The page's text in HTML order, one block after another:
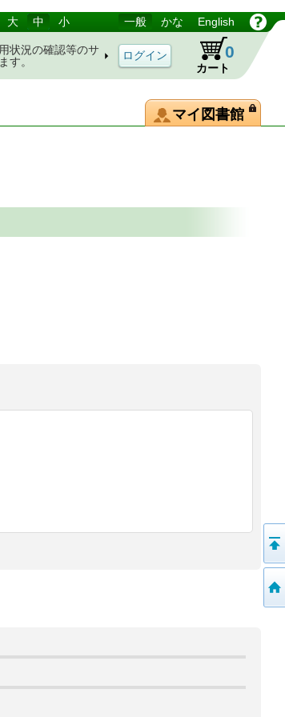
大 中 小 一般 かな English
状況の確認等のサ
す。
カート
0
マイ図書館